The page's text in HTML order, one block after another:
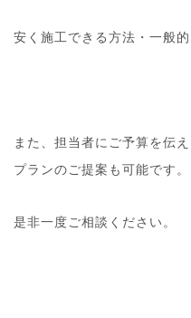
安く施工できる方法・一般
また、担当者にご予算を伝
プランのご提案も可能です。
是非一度ご相談ください。